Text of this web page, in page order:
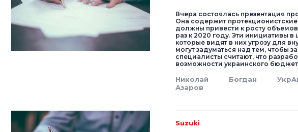
Вчера состоялась презентация
Она содержит
должны привести к росту
раз к 2020 году. Эти инициативы
которые видят в них угрозу для
могут задуматься над тем, чтобы
специалисты считают, что
возможности украинского
Николай
Азаров
Богдан
Suzuki